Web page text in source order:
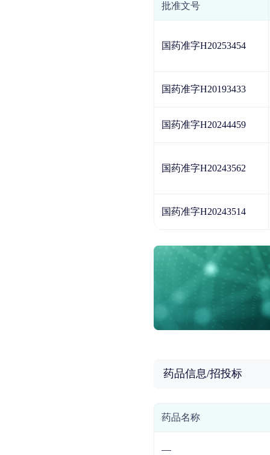
批准文号
国药准字H20253454
国药准字H20193433
国药准字H20244459
国药准字H20243562
国药准字H20243514
药品信息/招投标
药品名称
—